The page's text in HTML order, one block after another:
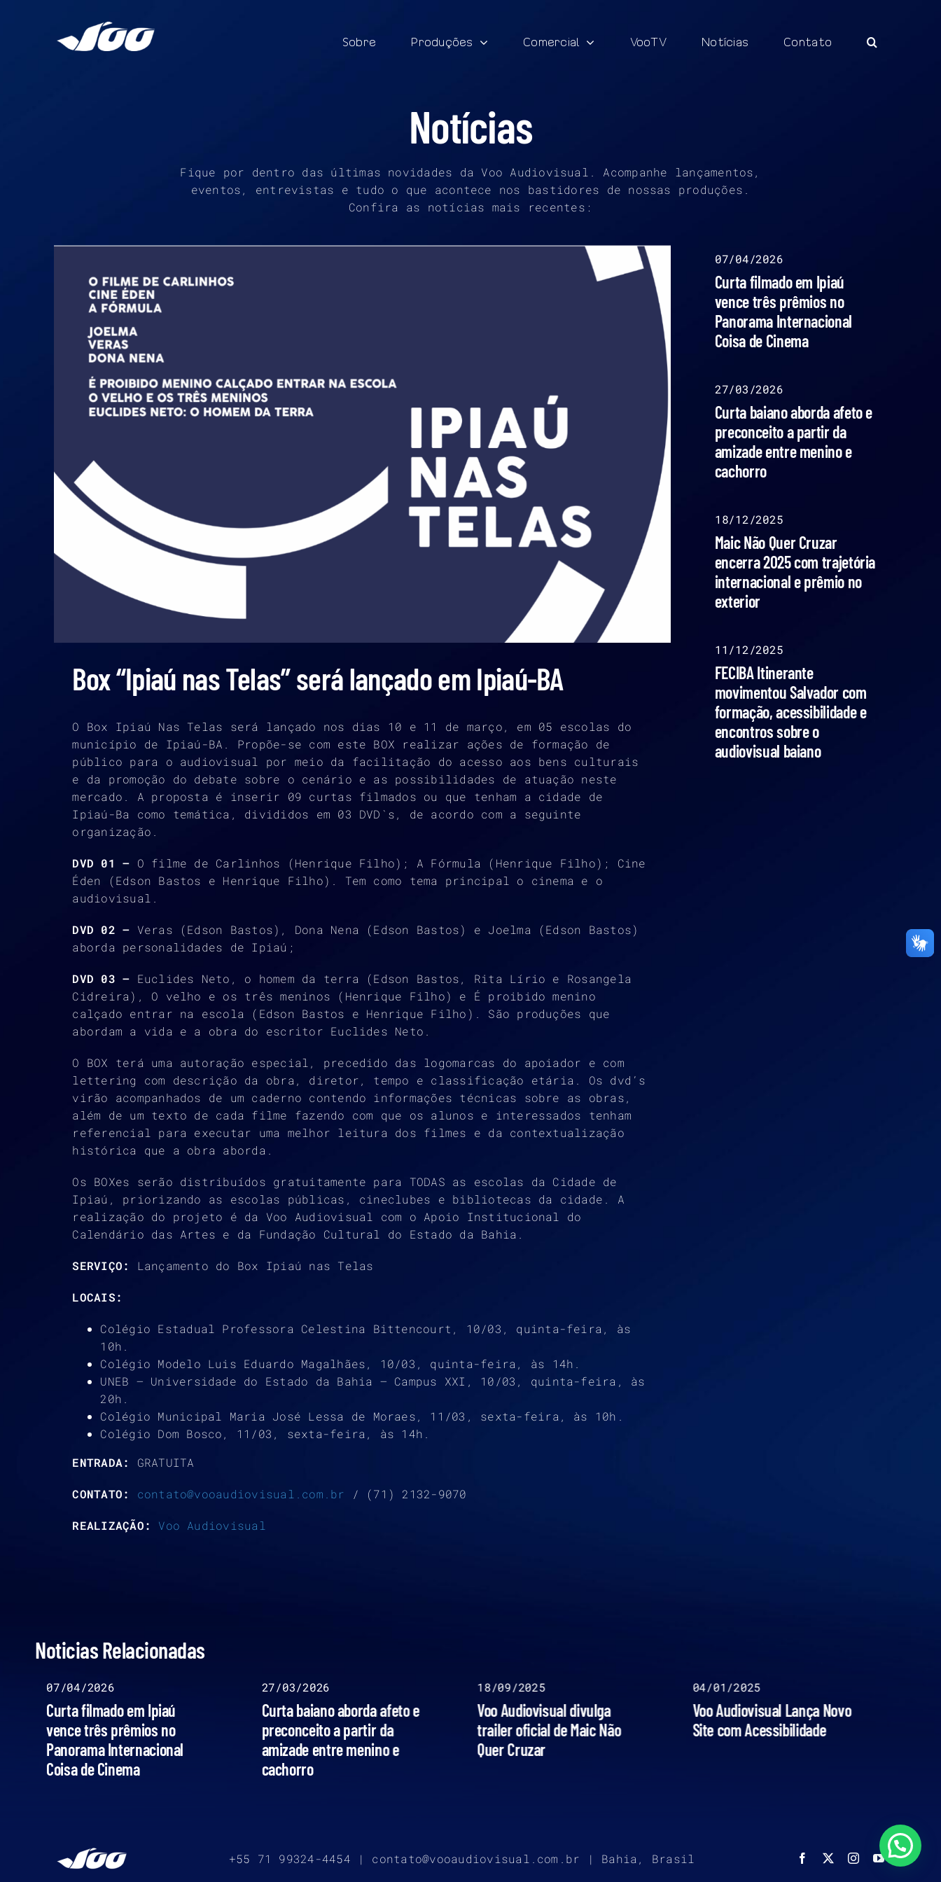
Sobre Produções Comercial VooTV Notícias Contato
Notícias
Fique por dentro das últimas novidades da Voo Audiovisual. Acompanhe lançamentos,
eventos, entrevistas e tudo o que acontece nos bastidores de nossas produções.
Confira as notícias mais recentes:
Box “Ipiaú nas Telas” será lançado em Ipiaú-BA
O Box Ipiaú Nas Telas será lançado nos dias 10 e 11 de março, em 05 escolas do
município de Ipiaú-BA. Propõe-se com este BOX realizar ações de formação de
público para o audiovisual por meio da facilitação do acesso aos bens culturais
e da promoção do debate sobre o cenário e as possibilidades de atuação neste
mercado. A proposta é inserir 09 curtas filmados ou que tenham a cidade de
Ipiaú-Ba como temática, divididos em 03 DVD`s, de acordo com a seguinte
organização.
DVD 01 – O filme de Carlinhos (Henrique Filho); A Fórmula (Henrique Filho); Cine
Éden (Edson Bastos e Henrique Filho). Tem como tema principal o cinema e o
audiovisual.
DVD 02 – Veras (Edson Bastos), Dona Nena (Edson Bastos) e Joelma (Edson Bastos)
aborda personalidades de Ipiaú;
DVD 03 – Euclides Neto, o homem da terra (Edson Bastos, Rita Lírio e Rosangela
Cidreira), O velho e os três meninos (Henrique Filho) e É proibido menino
calçado entrar na escola (Edson Bastos e Henrique Filho). São produções que
abordam a vida e a obra do escritor Euclides Neto.
O BOX terá uma autoração especial, precedido das logomarcas do apoiador e com
lettering com descrição da obra, diretor, tempo e classificação etária. Os dvd’s
virão acompanhados de um caderno contendo informações técnicas sobre as obras,
além de um texto de cada filme fazendo com que os alunos e interessados tenham
referencial para executar uma melhor leitura dos filmes e da contextualização
histórica que a obra aborda.
Os BOXes serão distribuídos gratuitamente para TODAS as escolas da Cidade de
Ipiaú, priorizando as escolas públicas, cineclubes e bibliotecas da cidade. A
realização do projeto é da Voo Audiovisual com o Apoio Institucional do
Calendário das Artes e da Fundação Cultural do Estado da Bahia.
SERVIÇO: Lançamento do Box Ipiaú nas Telas
LOCAIS:
Colégio Estadual Professora Celestina Bittencourt, 10/03, quinta-feira, às
10h.
Colégio Modelo Luis Eduardo Magalhães, 10/03, quinta-feira, às 14h.
UNEB – Universidade do Estado da Bahia – Campus XXI, 10/03, quinta-feira, às
20h.
Colégio Municipal Maria José Lessa de Moraes, 11/03, sexta-feira, às 10h.
Colégio Dom Bosco, 11/03, sexta-feira, às 14h.
ENTRADA:
GRATUITA
CONTATO: contato@vooaudiovisual.com.br / (71) 2132-9070
REALIZAÇÃO: Voo Audiovisual
07/04/2026
Curta filmado em Ipiaú
vence três prêmios no
Panorama Internacional
Coisa de Cinema
27/03/2026
Curta baiano aborda afeto e
preconceito a partir da
amizade entre menino e
cachorro
18/12/2025
Maic Não Quer Cruzar
encerra 2025 com trajetória
internacional e prêmio no
exterior
11/12/2025
FECIBA Itinerante
movimentou Salvador com
formação, acessibilidade e
encontros sobre o
audiovisual baiano
Noticias Relacionadas
07/04/2026
Curta filmado em Ipiaú
vence três prêmios no
Panorama Internacional
Coisa de Cinema
27/03/2026
Curta baiano aborda afeto e
preconceito a partir da
amizade entre menino e
cachorro
18/09/2025
Voo Audiovisual divulga
trailer oficial de Maic Não
Quer Cruzar
04/01/2025
Voo Audiovisual Lança Novo
Site com Acessibilidade
+55 71 99324-4454 | contato@vooaudiovisual.com.br | Bahia, Brasil